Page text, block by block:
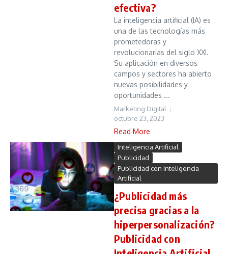
efectiva?
La inteligencia artificial (IA) es
una de las tecnologías más
prometedoras y
revolucionarias del siglo XXI.
Su aplicación en diversos
campos y sectores ha abierto
nuevas posibilidades y
oportunidades ...
Marketing Digital
octubre 23, 2023
Read More
Inteligencia Artificial
Publicidad
Publicidad con Inteligencia
Artificial
¿Publicidad más
precisa gracias a la
hiperpersonalización?
Publicidad con